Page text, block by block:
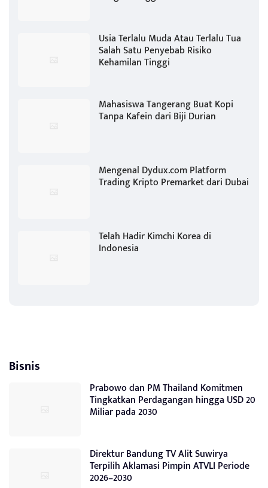
Usia Terlalu Muda Atau Terlalu Tua
Salah Satu Penyebab Risiko
Kehamilan Tinggi
Mahasiswa Tangerang Buat Kopi
Tanpa Kafein dari Biji Durian
Mengenal Dydux.com Platform
Trading Kripto Premarket dari Dubai
Telah Hadir Kimchi Korea di
Indonesia
Bisnis
Prabowo dan PM Thailand Komitmen
Tingkatkan Perdagangan hingga USD 20
Miliar pada 2030
Direktur Bandung TV Alit Suwirya
Terpilih Aklamasi Pimpin ATVLI Periode
2026–2030